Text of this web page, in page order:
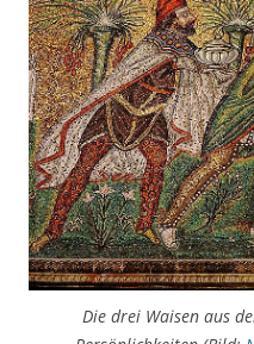
Die drei Waisen aus